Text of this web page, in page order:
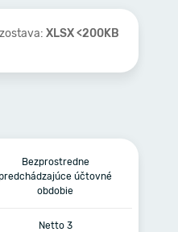
XLSX <200KB
Bezprostredne
účtovné
obdobie
Netto 3